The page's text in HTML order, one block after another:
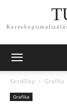
Kezdőlap Grafika
Grafika